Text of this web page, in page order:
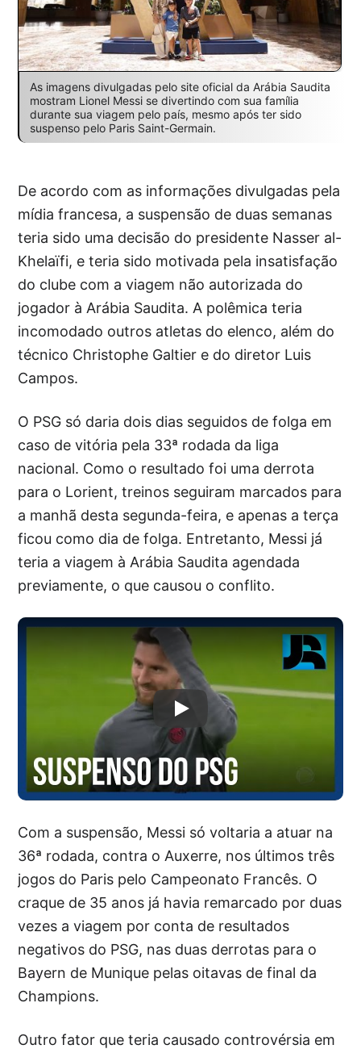
As imagens divulgadas pelo site oficial da Arábia Saudita
mostram Lionel Messi se divertindo com sua família
durante sua viagem pelo país, mesmo após ter sido
suspenso pelo Paris Saint-Germain.
De acordo com as informações divulgadas pela
mídia francesa, a suspensão de duas semanas
teria sido uma decisão do presidente Nasser al-
Khelaïfi, e teria sido motivada pela insatisfação
do clube com a viagem não autorizada do
jogador à Arábia Saudita. A polêmica teria
incomodado outros atletas do elenco, além do
técnico Christophe Galtier e do diretor Luis
Campos.
O PSG só daria dois dias seguidos de folga em
caso de vitória pela 33ª rodada da liga
nacional. Como o resultado foi uma derrota
para o Lorient, treinos seguiram marcados para
a manhã desta segunda-feira, e apenas a terça
ficou como dia de folga. Entretanto, Messi já
teria a viagem à Arábia Saudita agendada
previamente, o que causou o conflito.
Com a suspensão, Messi só voltaria a atuar na
36ª rodada, contra o Auxerre, nos últimos três
jogos do Paris pelo Campeonato Francês. O
craque de 35 anos já havia remarcado por duas
vezes a viagem por conta de resultados
negativos do PSG, nas duas derrotas para o
Bayern de Munique pelas oitavas de final da
Champions.
Outro fator que teria causado controvérsia em